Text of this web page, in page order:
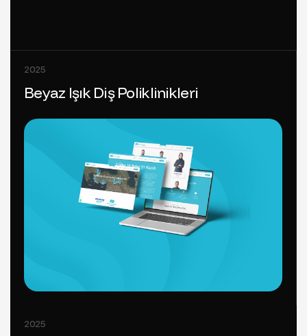
2025
Beyaz Işık Diş Poliklinikleri
2025